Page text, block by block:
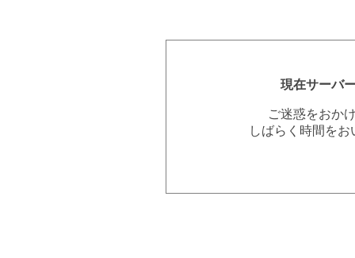
現在サーバ
ご迷惑をおか
しばらく時間を